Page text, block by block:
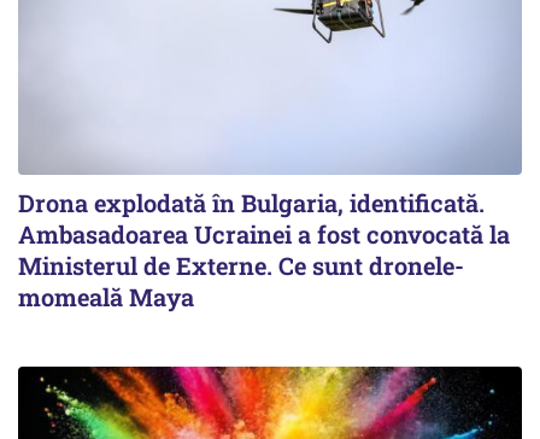
Drona explodată în Bulgaria, identificată.
Ambasadoarea Ucrainei a fost convocată la
Ministerul de Externe. Ce sunt dronele-
momeală Maya